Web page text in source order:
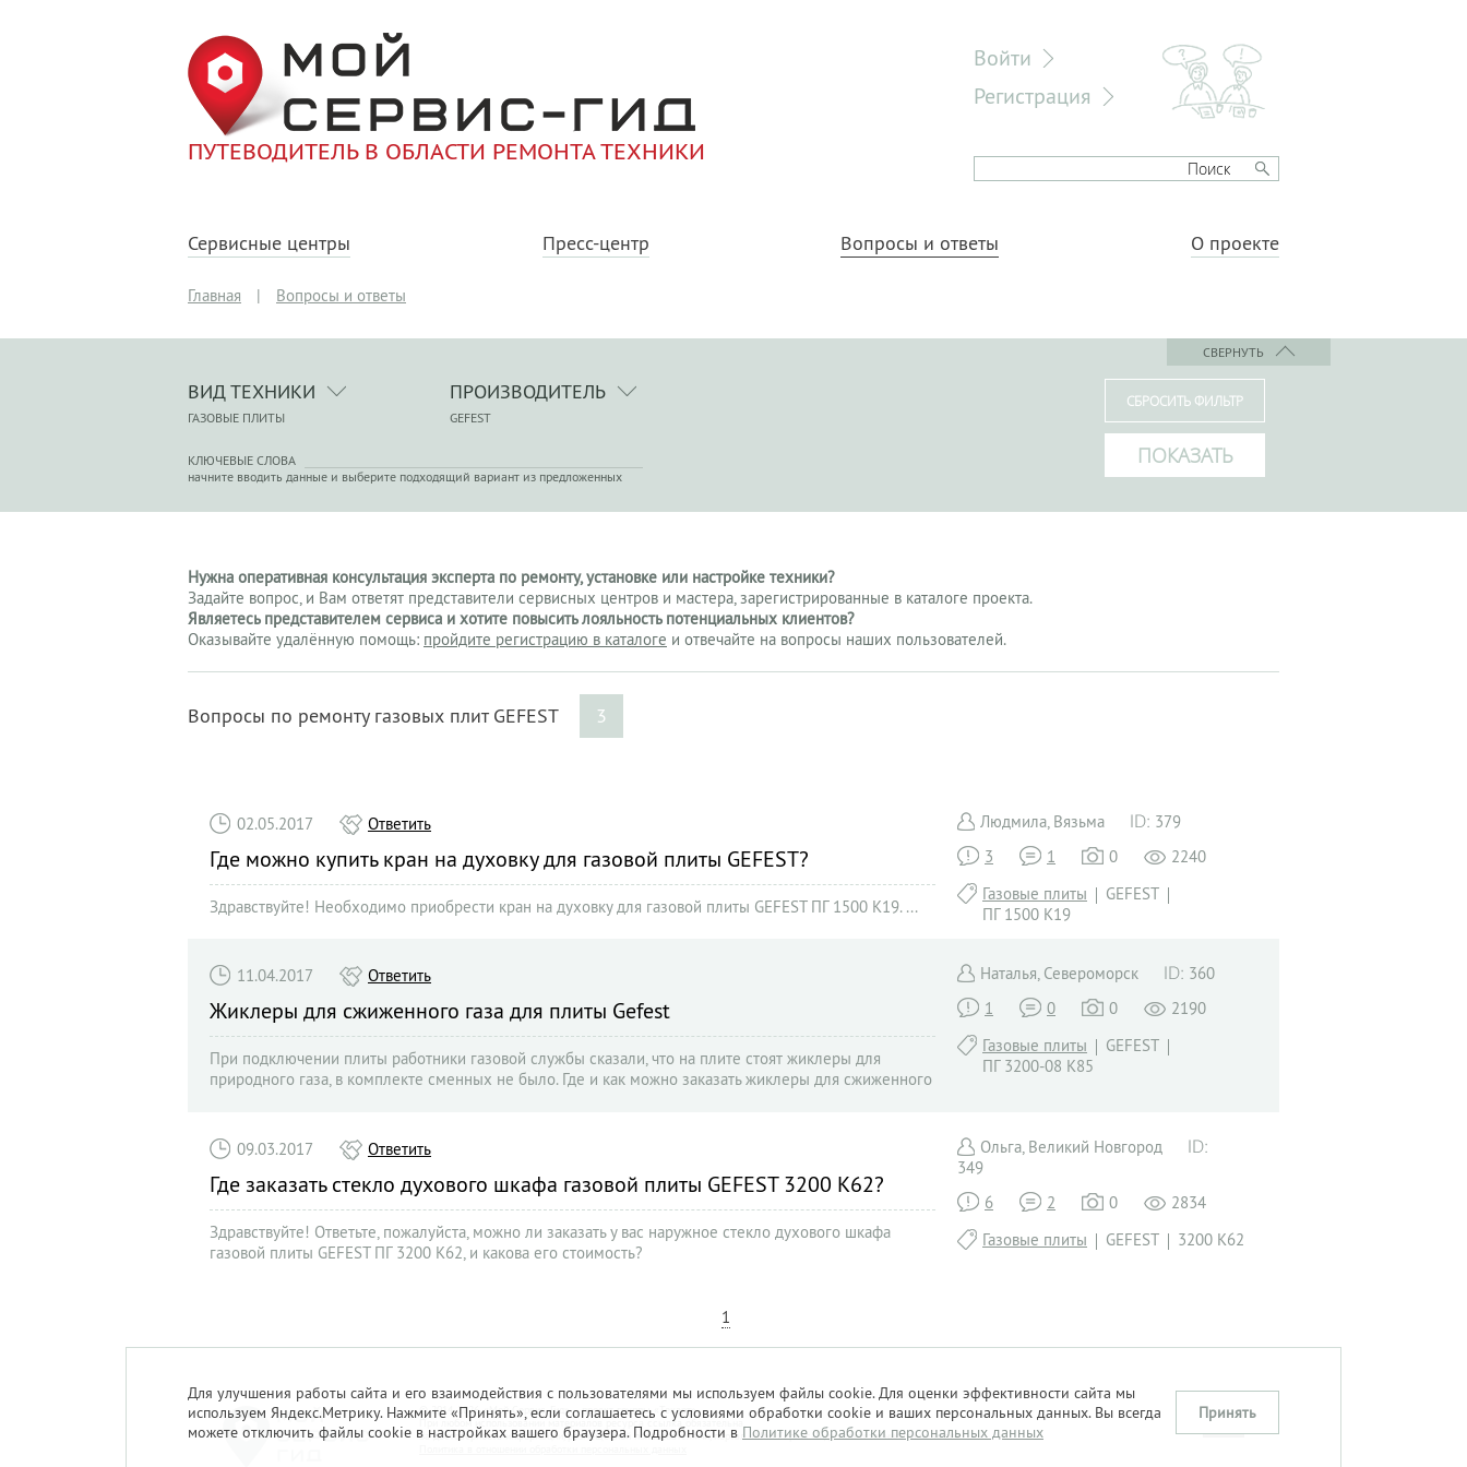
ПУТЕВОДИТЕЛЬ В ОБЛАСТИ РЕМОНТА ТЕХНИКИ
Войти
Регистрация
Сервисные центры Пресс-центр Вопросы и ответы О проекте
Главная | Вопросы и ответы
СВЕРНУТЬ
ВИД ТЕХНИКИ
ГАЗОВЫЕ ПЛИТЫ
ПРОИЗВОДИТЕЛЬ
GEFEST
КЛЮЧЕВЫЕ СЛОВА
начните вводить данные и выберите подходящий вариант из предложенных
Нужна оперативная консультация эксперта по ремонту, установке или настройке техники?
Задайте вопрос, и Вам ответят представители сервисных центров и мастера, зарегистрированные в каталоге проекта.
Являетесь представителем сервиса и хотите повысить лояльность потенциальных клиентов?
Оказывайте удалённую помощь: пройдите регистрацию в каталоге и отвечайте на вопросы наших пользователей.
Вопросы по ремонту газовых плит GEFEST 3
Людмила, Вязьма
379
3
1 0
2240
Газовые плиты
GEFEST
ПГ 1500 К19
02.05.2017 Ответить
Где можно купить кран на духовку для газовой плиты GEFEST?
Здравствуйте! Необходимо приобрести кран на духовку для газовой плиты GEFEST ПГ 1500 К19. ...
Наталья, Североморск
360
1
0 0
2190
Газовые плиты
GEFEST
ПГ 3200-08 К85
11.04.2017 Ответить
Жиклеры для сжиженного газа для плиты Gefest
При подключении плиты работники газовой службы сказали, что на плите стоят жиклеры для
природного газа, в комплекте сменных не было. Где и как можно заказать жиклеры для сжиженного
Ольга, Великий Новгород
349
6
2 0
2834
Газовые плиты
GEFEST 3200 К62
09.03.2017 Ответить
Где заказать стекло духового шкафа газовой плиты GEFEST 3200 К62?
Здравствуйте! Ответьте, пожалуйста, можно ли заказать у вас наружное стекло духового шкафа
газовой плиты GEFEST ПГ 3200 К62, и какова его стоимость?
1
© 2014-2026. «Мой Сервис-Гид» – проект группы «Текарт».
При любом использовании материалов ресурса ссылка обязательна.
За достоверность информации, размещенной пользователями, портал «Мой Сервис-Гид» ответственности не несет.
Для улучшения работы сайта и его взаимодействия с пользователями мы используем файлы cookie. Для оценки эффективности сайта мы
используем Яндекс.Метрику. Нажмите «Принять», если соглашаетесь с условиями обработки cookie и ваших персональных данных. Вы всегда
можете отключить файлы cookie в настройках вашего браузера. Подробности в Политике обработки персональных данных
Принять